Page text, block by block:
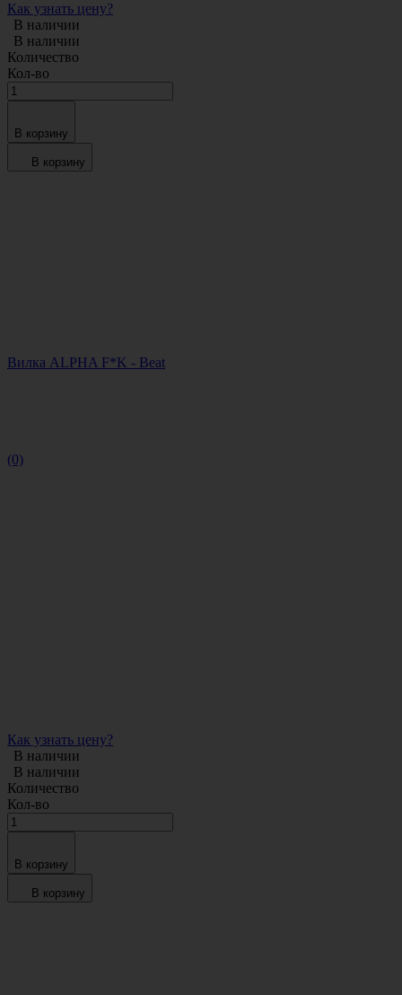
Как узнать цену?
В наличии
В наличии
Количество
Кол-во
В корзину
В корзину
Вилка ALPHA F*K - Beat
(0)
Как узнать цену?
В наличии
В наличии
Количество
Кол-во
В корзину
В корзину